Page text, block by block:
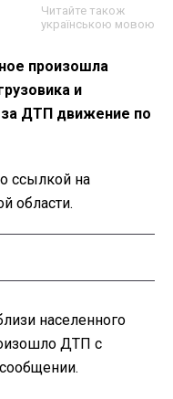
Читайте також
українською мовою
произошла
и
за ДТП движение по
ссылкой на
области.
населенного
ДТП с